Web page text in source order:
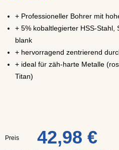
+ Professioneller Bohrer mit
+ 5% kobaltlegierter HSS-Stahl,
blank
+ hervorragend zentrierend
+ ideal für zäh-harte Metalle
Titan)
Preis 42,98 €